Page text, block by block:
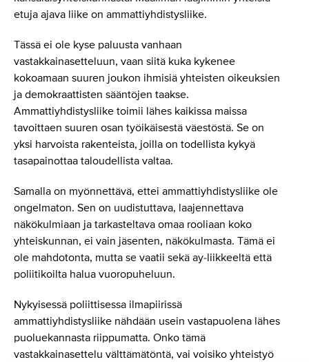
etuja ajava liike on ammattiyhdistysliike.
Tässä ei ole kyse paluusta vanhaan
vastakkainasetteluun, vaan siitä kuka kykenee
kokoamaan suuren joukon ihmisiä yhteisten oikeuksien
ja demokraattisten sääntöjen taakse.
Ammattiyhdistysliike toimii lähes kaikissa maissa
tavoittaen suuren osan työikäisestä väestöstä. Se on
yksi harvoista rakenteista, joilla on todellista kykyä
tasapainottaa taloudellista valtaa.
Samalla on myönnettävä, ettei ammattiyhdistysliike ole
ongelmaton. Sen on uudistuttava, laajennettava
näkökulmiaan ja tarkasteltava omaa rooliaan koko
yhteiskunnan, ei vain jäsenten, näkökulmasta. Tämä ei
ole mahdotonta, mutta se vaatii sekä ay-liikkeeltä että
poliitikoilta halua vuoropuheluun.
Nykyisessä poliittisessa ilmapiirissä
ammattiyhdistysliike nähdään usein vastapuolena lähes
puoluekannasta riippumatta. Onko tämä
vastakkainasettelu välttämätöntä, vai voisiko yhteistyö